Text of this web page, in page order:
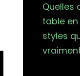
Quelles
table
styles